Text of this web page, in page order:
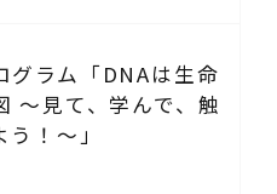
グラム「DNAは生命
～見て、学んで、触
！～」